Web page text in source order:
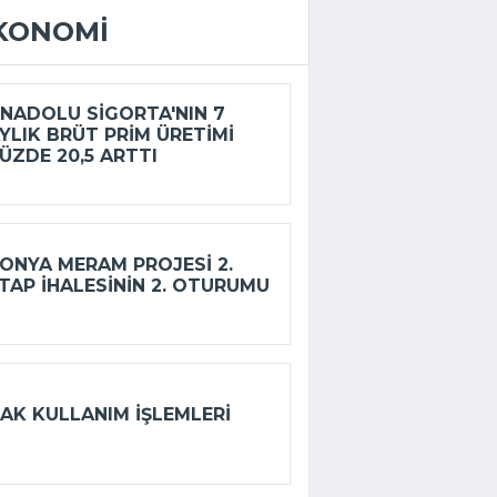
SIGORTA'NIN 7
BRÜT PRIM ÜRETIMI
20,5 ARTTI
MERAM PROJESI 2.
IHALESININ 2. OTURUMU
KULLANIM IŞLEMLERI